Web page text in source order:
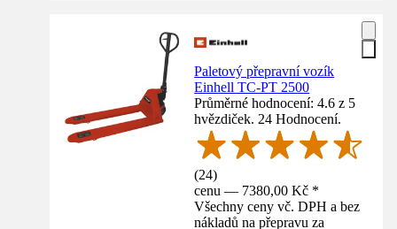
Paletový přepravní vozík
Einhell TC-PT 2500
Průměrné hodnocení: 4.6 z 5
hvězdiček. 24 Hodnocení.
(24)
cenu — 7380,00 Kč *
Všechny ceny vč. DPH a bez
nákladů na přepravu za